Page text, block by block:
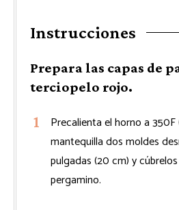
Instrucciones
Prepara las capas de
terciopelo rojo.
Precalienta el horno a 350F
mantequilla dos moldes
pulgadas (20 cm) y
pergamino.